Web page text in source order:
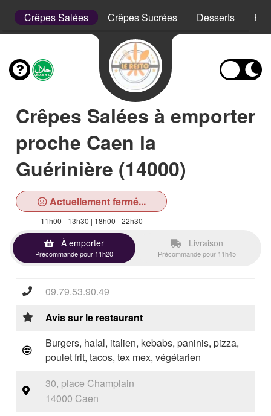
Crêpes Salées Crêpes Sucrées Desserts
Crêpes Salées à emporter
proche Caen la
Guérinière (14000)
Actuellement fermé...
11h00 - 13h30 | 18h00 - 22h30
À emporter
Précommande pour 11h20
Livraison
Précommande pour 11h45
09.79.53.90.49
Avis sur le restaurant
Burgers, halal, italien, kebabs, paninis, pizza,
poulet frit, tacos, tex mex, végétarien
30, place Champlain
14000 Caen